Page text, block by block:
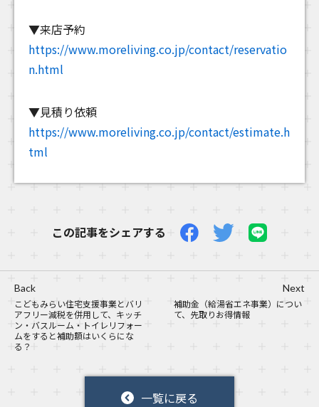
▼来店予約
https://www.moreliving.co.jp/contact/reservatio
n.html
▼見積り依頼
https://www.moreliving.co.jp/contact/estimate.h
tml
この記事をシェアする
Back
こどもみらい住宅支援事業とバリ
アフリー減税を併用して、キッチ
ン・バスルーム・トイレリフォー
ムをすると補助額はいくらにな
る？
一覧に戻る
Next
補助金（給湯省エネ事業）につい
て、先取りお得情報